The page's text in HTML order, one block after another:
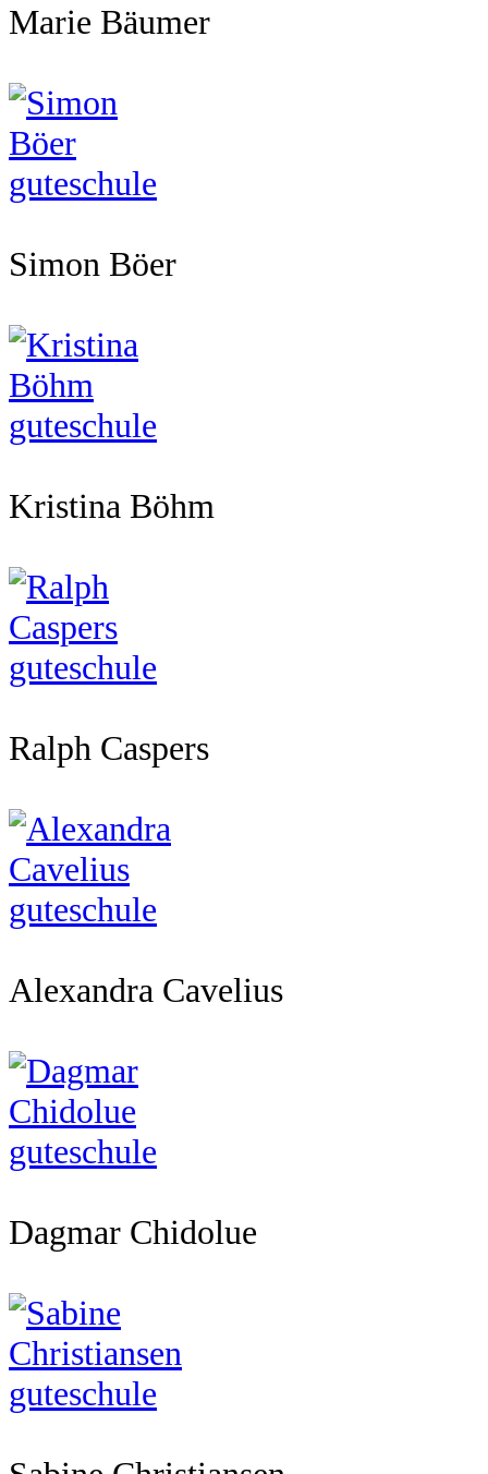
Marie Bäumer
Simon Böer
Kristina Böhm
Ralph Caspers
Alexandra Cavelius
Dagmar Chidolue